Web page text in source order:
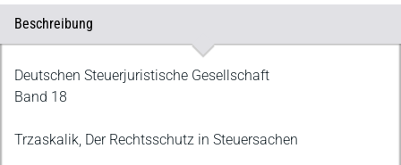
Beschreibung
Beschreibung
Deutschen Steuerjuristische Gesellschaft
Band 18
Trzaskalik, Der Rechtsschutz in Steuersachen